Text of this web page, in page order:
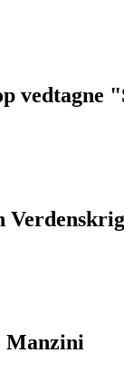
vedtagne
Manzini